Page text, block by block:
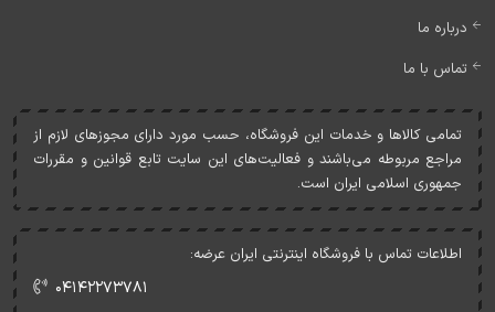
درباره ما
تماس با ما
تمامی کالاها و خدمات اين فروشگاه، حسب مورد دارای مجوزهای لازم از
مراجع مربوطه می‌باشند و فعاليت‌های اين سايت تابع قوانين و مقررات
جمهوری اسلامی ايران است.
اطلاعات تماس با فروشگاه اینترنتی ایران عرضه:
۰۴۱۴۲۲۷۳۷۸۱